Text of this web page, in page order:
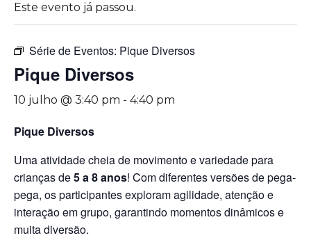
Este evento já passou.
Série de Eventos: Pique Diversos
Pique Diversos
10 julho @ 3:40 pm - 4:40 pm
Pique Diversos
Uma atividade cheia de movimento e variedade para
crianças de5 a 8 anos! Com diferentes versões de pega-
pega, os participantes exploram agilidade, atenção e
interação em grupo, garantindo momentos dinâmicos e
muita diversão.